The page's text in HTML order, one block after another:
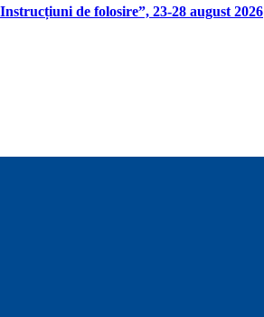
de folosire”, 23-28 august 2026